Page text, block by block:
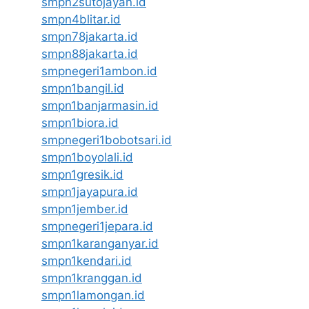
smpn4blitar.id
smpn78jakarta.id
smpn88jakarta.id
smpnegeri1ambon.id
smpn1bangil.id
smpn1banjarmasin.id
smpn1biora.id
smpnegeri1bobotsari.id
smpn1boyolali.id
smpn1gresik.id
smpn1jayapura.id
smpn1jember.id
smpnegeri1jepara.id
smpn1karanganyar.id
smpn1kendari.id
smpn1kranggan.id
smpn1lamongan.id